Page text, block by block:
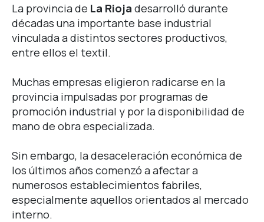
La provincia de La Rioja desarrolló durante
décadas una importante base industrial
vinculada a distintos sectores productivos,
entre ellos el textil.
Muchas empresas eligieron radicarse en la
provincia impulsadas por programas de
promoción industrial y por la disponibilidad de
mano de obra especializada.
Sin embargo, la desaceleración económica de
los últimos años comenzó a afectar a
numerosos establecimientos fabriles,
especialmente aquellos orientados al mercado
interno.